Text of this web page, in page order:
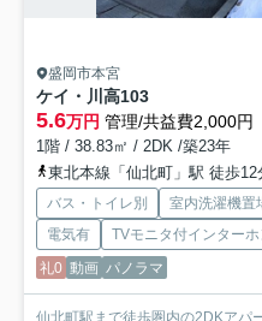
盛岡市本宮
ケイ・川高103
5.6万円 管理/共益費2,000円
1階 / 38.83㎡ / 2DK /築23年
東北本線「仙北町」駅 徒歩12
バス・トイレ別 室内洗濯機置
電気有
TVモニタ付インターホ
礼0 動画 パノラマ
仙北町駅まで徒歩圏内の2DKアパート【